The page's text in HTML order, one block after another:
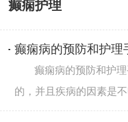
癫痫护理
癫痫病的预防和护理
癫痫病的预防和护
的，并且疾病的因素是